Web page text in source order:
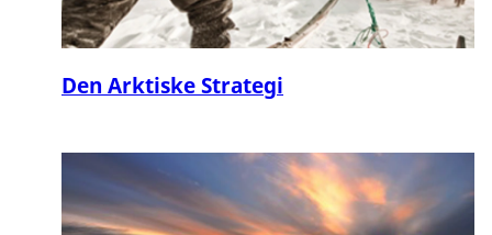
Den Arktiske Strategi